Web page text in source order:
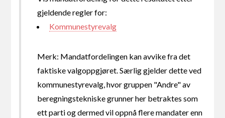
gjeldende regler for:
Kommunestyrevalg
Merk: Mandatfordelingen kan avvike fra det
faktiske valgoppgjøret. Særlig gjelder dette ved
kommunestyrevalg, hvor gruppen "Andre" av
beregningstekniske grunner her betraktes som
ett parti og dermed vil oppnå flere mandater enn